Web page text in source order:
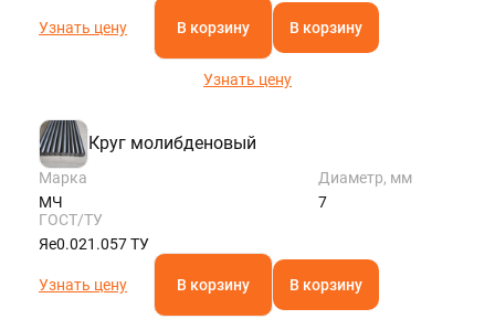
Узнать цену В корзину В корзину
Узнать цену
Круг молибденовый
Марка
МЧ
Диаметр, мм
7
ГОСТ/ТУ
Яе0.021.057 ТУ
Узнать цену В корзину В корзину